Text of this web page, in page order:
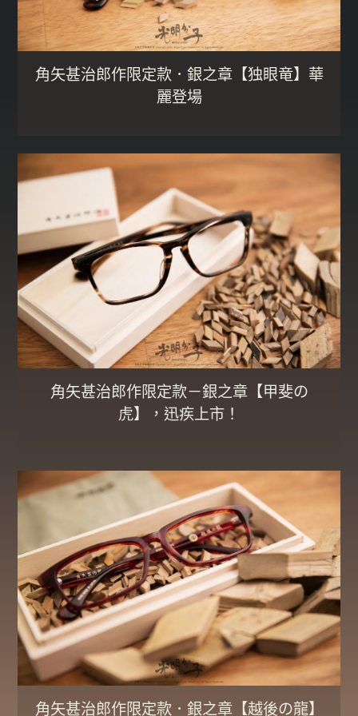
角矢甚治郎作限定款．銀之章【独眼竜】華
麗登場
角矢甚治郎作限定款－銀之章【甲斐の
虎】，迅疾上市！
角矢甚治郎作限定款．銀之章【越後の龍】